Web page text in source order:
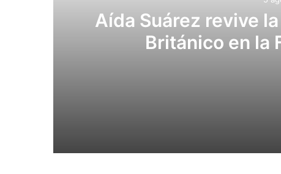
Aída Suárez revive
Británico en la